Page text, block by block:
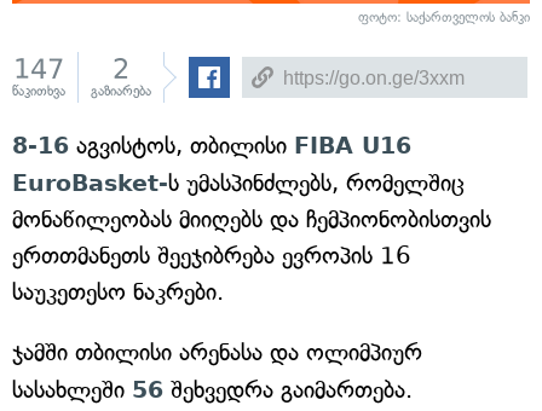
ფოტო: საქართველოს ბანკი
147
წაკითხვა
2
გაზიარება
8-16 აგვისტოს, თბილისი FIBA U16
EuroBasket-ს უმასპინძლებს, რომელშიც
მონაწილეობას მიიღებს და ჩემპიონობისთვის
ერთთმანეთს შეეჯიბრება ევროპის 16
საუკეთესო ნაკრები.
ჯამში თბილისი არენასა და ოლიმპიურ
სასახლეში 56 შეხვედრა გაიმართება.